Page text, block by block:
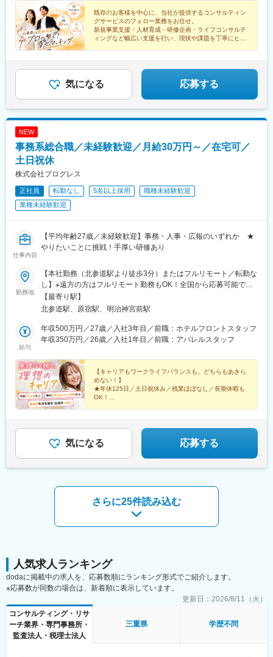
既存のお客様を中心に、当社が提供するコンサルティン
グサービスのフォロー業務をお任せ。
新規事業支援・人材育成・研修企画・ライフコンサルテ
ィングなど幅広い支援を行い、現状や課題を丁寧にヒア
気になる 応募する
NEW
事務系総合職／未経験歓迎／月給30万円～／在宅可／
土日祝休
株式会社プログレス
正社員 転勤なし 5名以上採用
職種未経験歓迎
業種未経験歓迎
仕事内容
【平均年齢27歳／未経験歓迎】事務・人事・広報のいずれか ★
やりたいことに挑戦！手厚い研修あり
勤務地
【本社勤務（北参道駅より徒歩3分）またはフルリモート／転勤な
し】※遠方の方はフルリモート勤務もOK！全国から応募可能で
す！※研修は本社（東京）にて実施■本社東京都渋谷区千駄ヶ谷3-
51-10 PORTALPOINT HARAJUKU FD-13＜アクセス＞・東京メ
線「千駄ヶ谷駅」より徒歩8分・都営地下鉄「国立競技場駅」A4
出口より徒歩8分＝＝＝＝＝＝＝＝＞＞★check！◎安心して上京
越し支援・家賃補助などをサポートします。◎独り立ち後はリモ
ートワークが可能週3日リモートワークの先輩も。遠方の方はフル
リモート勤務もOK！ライフステージの変化に合わせて、柔軟な働
き方ができます。
【最寄り駅】
北参道駅、原宿駅、明治神宮前駅
給与
年収500万円／27歳／入社3年目／前職：ホテルフロントスタッフ
年収350万円／26歳／入社1年目／前職：アパレルスタッフ
【キャリアもワークライフバランスも。どちらもあきら
めない！】
★年休125日／土日祝休み／残業ほぼなし／長期休暇も
OK！
気になる 応募する
さらに25件読み込む
人気求人ランキング
dodaに掲載中の求人を、応募数順にランキング形式でご紹介します。
※応募数が同数の場合は、新着順に表示しています。
更新日： 2026/8/11（火）
コンサルティング・リサ
ーチ業界・専門事務所・
監査法人・税理士法人
三重県 学歴不問